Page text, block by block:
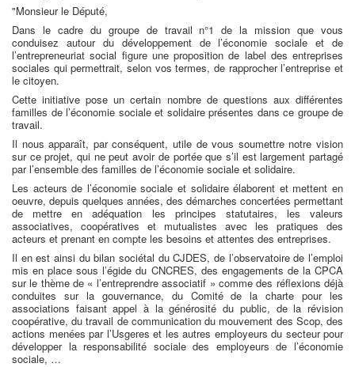
"Monsieur le Député,
Dans le cadre du groupe de travail n°1 de la mission que vous
conduisez autour du développement de l’économie sociale et de
l’entrepreneuriat social figure une proposition de label des entreprises
sociales qui permettrait, selon vos termes, de rapprocher l’entreprise et
le citoyen.
Cette initiative pose un certain nombre de questions aux différentes
familles de l’économie sociale et solidaire présentes dans ce groupe de
travail.
Il nous apparaît, par conséquent, utile de vous soumettre notre vision
sur ce projet, qui ne peut avoir de portée que s’il est largement partagé
par l’ensemble des familles de l’économie sociale et solidaire.
Les acteurs de l’économie sociale et solidaire élaborent et mettent en
oeuvre, depuis quelques années, des démarches concertées permettant
de mettre en adéquation les principes statutaires, les valeurs
associatives, coopératives et mutualistes avec les pratiques des
acteurs et prenant en compte les besoins et attentes des entreprises.
Il en est ainsi du bilan sociétal du CJDES, de l’observatoire de l’emploi
mis en place sous l’égide du CNCRES, des engagements de la CPCA
sur le thème de « l’entreprendre associatif » comme des réflexions déjà
conduites sur la gouvernance, du Comité de la charte pour les
associations faisant appel à la générosité du public, de la révision
coopérative, du travail de communication du mouvement des Scop, des
actions menées par l’Usgeres et les autres employeurs du secteur pour
développer la responsabilité sociale des employeurs de l’économie
sociale, …